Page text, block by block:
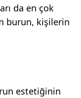
da en çok
burun, kişilerin
estetiğinin